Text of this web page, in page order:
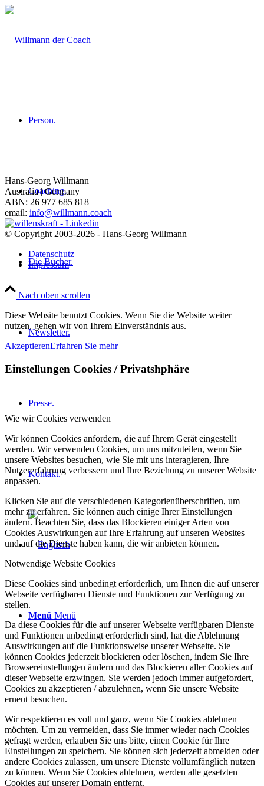
Person.
Coaching.
Die Bücher.
Newsletter.
Presse.
Kontakt.
Menü Menü
Hans-Georg Willmann
Australia | Germany
ABN: 26 977 685 818
email: info@willmann.coach
© Copyright 2003-2026 - Hans-Georg Willmann
Datenschutz
Impressum
Nach oben scrollen
Diese Website benutzt Cookies. Wenn Sie die Website weiter
nutzen, gehen wir von Ihrem Einverständnis aus.
AkzeptierenErfahren Sie mehr
Einstellungen Cookies / Privatshphäre
Wie wir Cookies verwenden
Wir können Cookies anfordern, die auf Ihrem Gerät eingestellt
werden. Wir verwenden Cookies, um uns mitzuteilen, wenn Sie
unsere Websites besuchen, wie Sie mit uns interagieren, Ihre
Nutzererfahrung verbessern und Ihre Beziehung zu unserer Website
anpassen.
Klicken Sie auf die verschiedenen Kategorienüberschriften, um
mehr zu erfahren. Sie können auch einige Ihrer Einstellungen
ändern. Beachten Sie, dass das Blockieren einiger Arten von
Cookies Auswirkungen auf Ihre Erfahrung auf unseren Websites
und auf die Dienste haben kann, die wir anbieten können.
Notwendige Website Cookies
Diese Cookies sind unbedingt erforderlich, um Ihnen die auf unserer
Webseite verfügbaren Dienste und Funktionen zur Verfügung zu
stellen.
Da diese Cookies für die auf unserer Webseite verfügbaren Dienste
und Funktionen unbedingt erforderlich sind, hat die Ablehnung
Auswirkungen auf die Funktionsweise unserer Webseite. Sie
können Cookies jederzeit blockieren oder löschen, indem Sie Ihre
Browsereinstellungen ändern und das Blockieren aller Cookies auf
dieser Webseite erzwingen. Sie werden jedoch immer aufgefordert,
Cookies zu akzeptieren / abzulehnen, wenn Sie unsere Website
erneut besuchen.
Wir respektieren es voll und ganz, wenn Sie Cookies ablehnen
möchten. Um zu vermeiden, dass Sie immer wieder nach Cookies
gefragt werden, erlauben Sie uns bitte, einen Cookie für Ihre
Einstellungen zu speichern. Sie können sich jederzeit abmelden oder
andere Cookies zulassen, um unsere Dienste vollumfänglich nutzen
zu können. Wenn Sie Cookies ablehnen, werden alle gesetzten
Cookies auf unserer Domain entfernt.